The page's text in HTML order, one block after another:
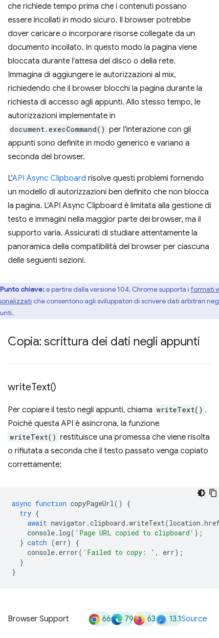
che richiede tempo prima che i contenuti possano
essere incollati in modo sicuro. Il browser potrebbe
dover caricare o incorporare risorse collegate da un
documento incollato. In questo modo la pagina viene
bloccata durante l'attesa del disco o della rete.
Immagina di aggiungere le autorizzazioni al mix,
richiedendo che il browser blocchi la pagina durante la
richiesta di accesso agli appunti. Allo stesso tempo, le
autorizzazioni implementate in
document.execCommand() per l'interazione con gli
appunti sono definite in modo generico e variano a
seconda del browser.
L'API Async Clipboard risolve questi problemi fornendo
un modello di autorizzazioni ben definito che non blocca
la pagina. L'API Async Clipboard è limitata alla gestione di
testo e immagini nella maggior parte dei browser, ma il
supporto varia. Assicurati di studiare attentamente la
panoramica della compatibilità del browser per ciascuna
delle seguenti sezioni.
Punto chiave:a partire dalla versione 104, Chrome supporta i formati
che consentono agli sviluppatori di scrivere dati arbitrari
Copia: scrittura dei dati negli appunti
writeText()
Per copiare il testo negli appunti, chiama writeText() .
Poiché questa API è asincrona, la funzione
writeText() restituisce una promessa che viene risolta
o rifiutata a seconda che il testo passato venga copiato
correttamente:
async function copyPageUrl()
{
try {
await navigator .clipboard .writeText(location .
console. log( 'Page URL copied to clipboard' );
} catch (err)
{
console. error( 'Failed to copy: ' , err);
}
}
Browser Support 66 79 63 13.1Source